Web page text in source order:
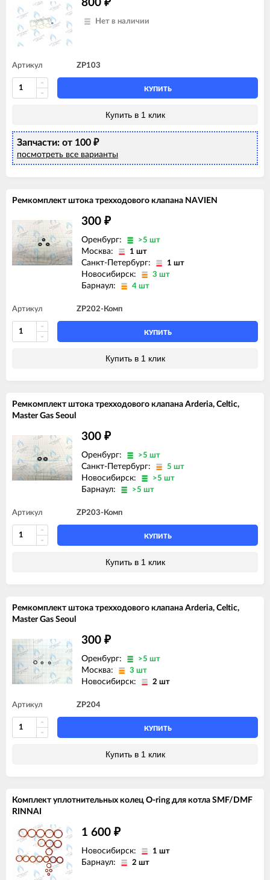
800 ₽
Нет в наличии
Артикул ZP103
КУПИТЬ
Купить в 1 клик
Запчасти: от 100 ₽
посмотреть все варианты
Ремкомплект штока трехходового клапана NAVIEN
300 ₽
Оренбург: >5 шт
Москва: 1 шт
Санкт-Петербург: 1 шт
Новосибирск: 3 шт
Барнаул: 4 шт
Артикул ZP202-Комп
КУПИТЬ
Купить в 1 клик
Ремкомплект штока трехходового клапана Arderia, Celtic,
Master Gas Seoul
300 ₽
Оренбург: >5 шт
Санкт-Петербург: 5 шт
Новосибирск: >5 шт
Барнаул: >5 шт
Артикул ZP203-Комп
КУПИТЬ
Купить в 1 клик
Ремкомплект штока трехходового клапана Arderia, Celtic,
Master Gas Seoul
300 ₽
Оренбург: >5 шт
Москва: 3 шт
Новосибирск: 2 шт
Артикул ZP204
КУПИТЬ
Купить в 1 клик
Комплект уплотнительных колец O-ring для котла SMF/DMF
RINNAI
1 600 ₽
Новосибирск: 1 шт
Барнаул: 2 шт